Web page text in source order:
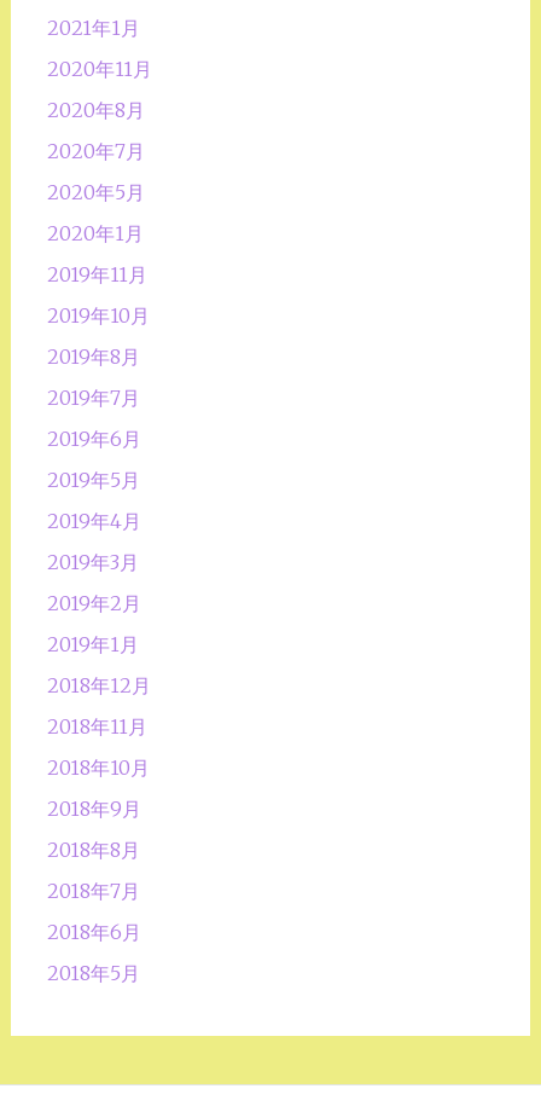
2021年1月
2020年11月
2020年8月
2020年7月
2020年5月
2020年1月
2019年11月
2019年10月
2019年8月
2019年7月
2019年6月
2019年5月
2019年4月
2019年3月
2019年2月
2019年1月
2018年12月
2018年11月
2018年10月
2018年9月
2018年8月
2018年7月
2018年6月
2018年5月